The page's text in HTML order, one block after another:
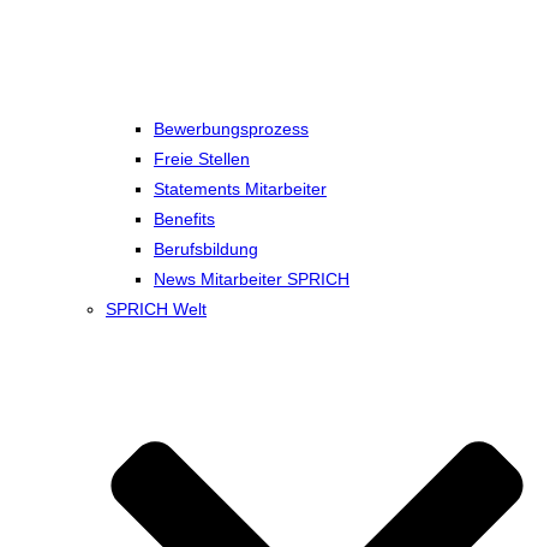
Bewerbungsprozess
Freie Stellen
Statements Mitarbeiter
Benefits
Berufsbildung
News Mitarbeiter SPRICH
SPRICH Welt